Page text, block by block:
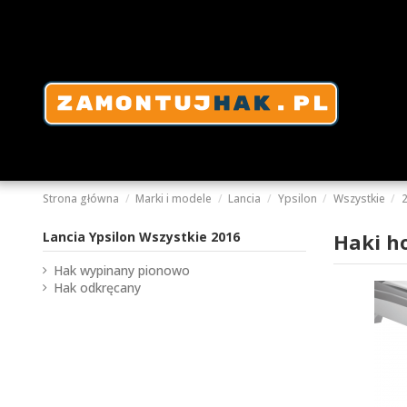
Strona główna Marki i modele Lancia Ypsilon Wszystkie
Haki
Lancia Ypsilon Wszystkie 2016
Hak wypinany pionowo
Hak odkręcany